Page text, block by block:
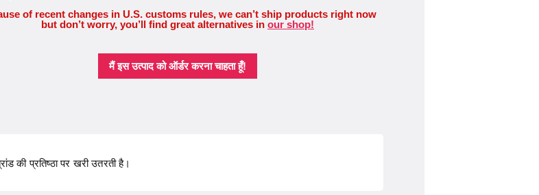
of recent changes in U.S. customs rules, we can’t ship products right now
but don’t worry, you’ll find great alternatives in our shop!
मैं इस उत्पाद को ऑर्डर करना चाहता हूँ!
की प्रतिष्ठा पर खरी उतरती है।